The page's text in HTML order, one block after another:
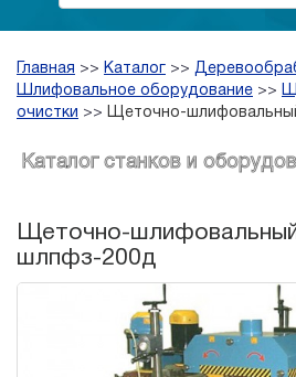
Главная >> Каталог >>
Шлифовальное оборудование >>
очистки >> Щеточно-
Каталог станков и
Щеточно-
шлпфз-200д